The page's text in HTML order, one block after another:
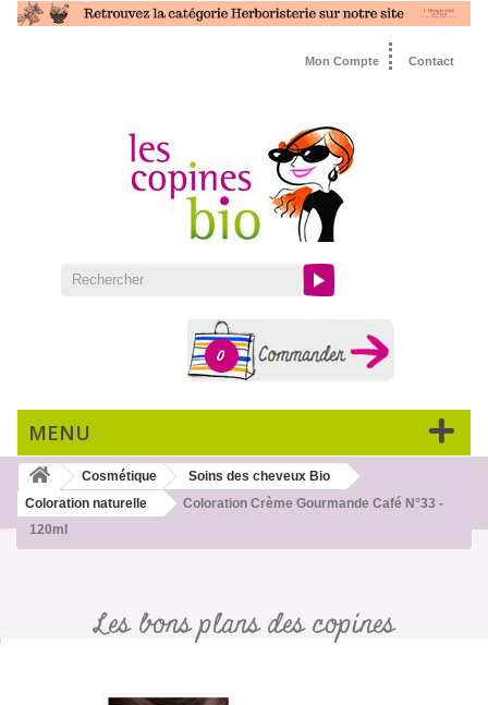
Contact
Mon Compte
0
MENU
Cosmétique
Soins des cheveux Bio
Coloration naturelle
Coloration Crème Gourmande Café N°33 -
120ml
Les bons plans des copines